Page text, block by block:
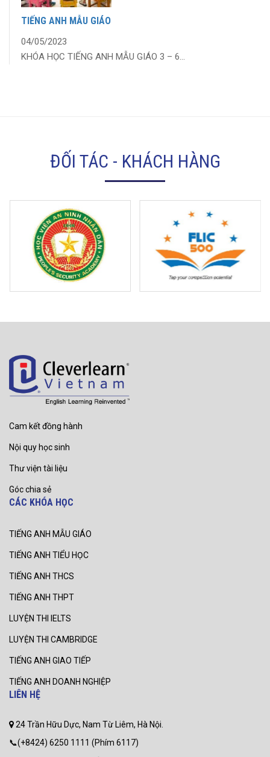
TIẾNG ANH MẪU GIÁO
04/05/2023
KHÓA HỌC TIẾNG ANH MẪU GIÁO 3 – 6...
ĐỐI TÁC - KHÁCH HÀNG
Cam kết đồng hành
Nội quy học sinh
Thư viện tài liệu
Góc chia sẻ
CÁC KHÓA HỌC
TIẾNG ANH MẪU GIÁO
TIẾNG ANH TIỂU HỌC
TIẾNG ANH THCS
TIẾNG ANH THPT
LUYỆN THI IELTS
LUYỆN THI CAMBRIDGE
TIẾNG ANH GIAO TIẾP
TIẾNG ANH DOANH NGHIỆP
LIÊN HỆ
24 Trần Hữu Dực, Nam Từ Liêm, Hà Nội.
📞(+8424) 6250 1111 (Phím 6117)